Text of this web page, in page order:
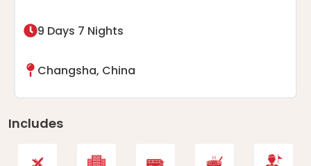
9 Days 7 Nights
Changsha, China
Includes